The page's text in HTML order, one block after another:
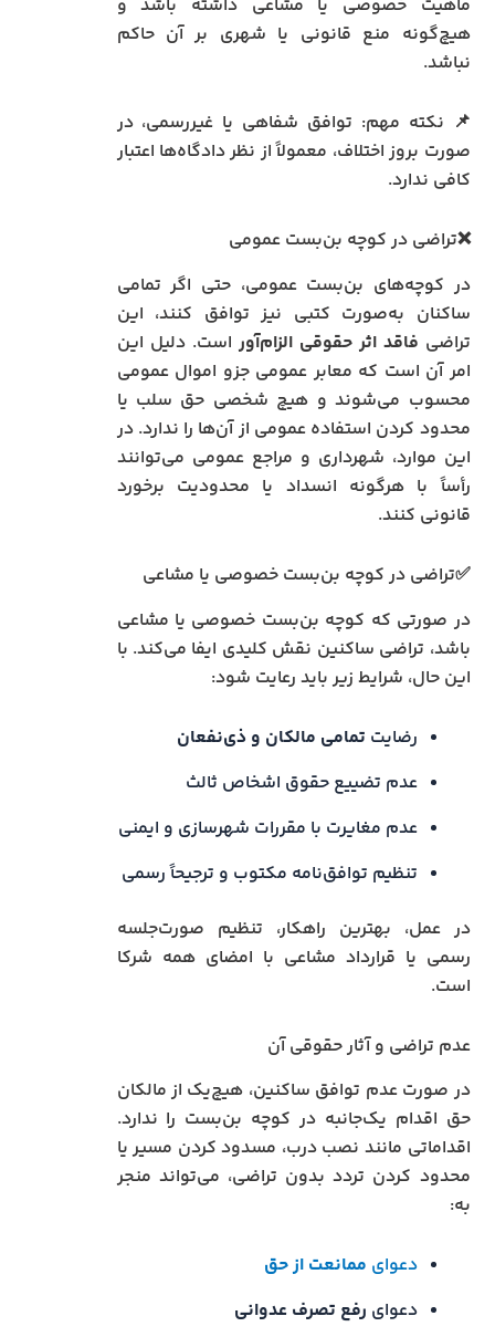
ماهیت خصوصی یا مشاعی داشته باشد و
هیچ‌گونه منع قانونی یا شهری بر آن حاکم
نباشد.
📌 نکته مهم: توافق شفاهی یا غیررسمی، در
صورت بروز اختلاف، معمولاً از نظر دادگاه‌ها اعتبار
کافی ندارد.
❌تراضی در کوچه بن‌بست عمومی
در کوچه‌های بن‌بست عمومی، حتی اگر تمامی
ساکنان به‌صورت کتبی نیز توافق کنند، این
تراضی فاقد اثر حقوقی الزام‌آور است. دلیل این
امر آن است که معابر عمومی جزو اموال عمومی
محسوب می‌شوند و هیچ شخصی حق سلب یا
محدود کردن استفاده عمومی از آن‌ها را ندارد. در
این موارد، شهرداری و مراجع عمومی می‌توانند
رأساً با هرگونه انسداد یا محدودیت برخورد
قانونی کنند.
✅تراضی در کوچه بن‌بست خصوصی یا مشاعی
در صورتی که کوچه بن‌بست خصوصی یا مشاعی
باشد، تراضی ساکنین نقش کلیدی ایفا می‌کند. با
این حال، شرایط زیر باید رعایت شود:
رضایت تمامی مالکان و ذی‌نفعان
عدم تضییع حقوق اشخاص ثالث
عدم مغایرت با مقررات شهرسازی و ایمنی
تنظیم توافق‌نامه مکتوب و ترجیحاً رسمی
در عمل، بهترین راهکار، تنظیم صورت‌جلسه
رسمی یا قرارداد مشاعی با امضای همه شرکا
است.
عدم تراضی و آثار حقوقی آن
در صورت عدم توافق ساکنین، هیچ‌یک از مالکان
حق اقدام یک‌جانبه در کوچه بن‌بست را ندارد.
اقداماتی مانند نصب درب، مسدود کردن مسیر یا
محدود کردن تردد بدون تراضی، می‌تواند منجر
به:
دعوای ممانعت از حق
دعوای رفع تصرف عدوانی